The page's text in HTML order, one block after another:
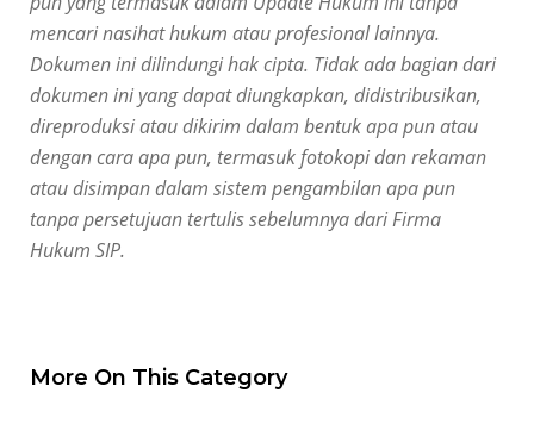
mencari nasihat hukum atau profesional lainnya.
Dokumen ini dilindungi hak cipta. Tidak ada bagian dari
dokumen ini yang dapat diungkapkan, didistribusikan,
direproduksi atau dikirim dalam bentuk apa pun atau
dengan cara apa pun, termasuk fotokopi dan rekaman
atau disimpan dalam sistem pengambilan apa pun
tanpa persetujuan tertulis sebelumnya dari Firma
Hukum SIP.
More On This Category